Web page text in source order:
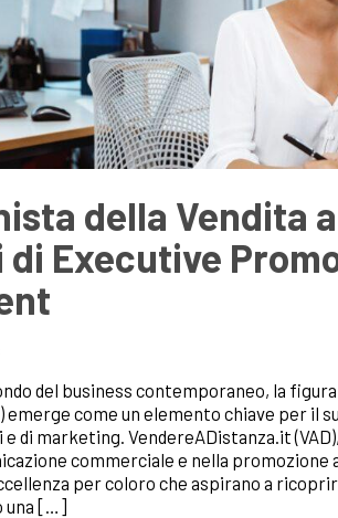
della Vendita
di Executive
del business contemporaneo, la figura
emerge come un elemento chiave per il
di marketing. VendereADistanza.it
commerciale e nella promozione
per coloro che aspirano a
una […]